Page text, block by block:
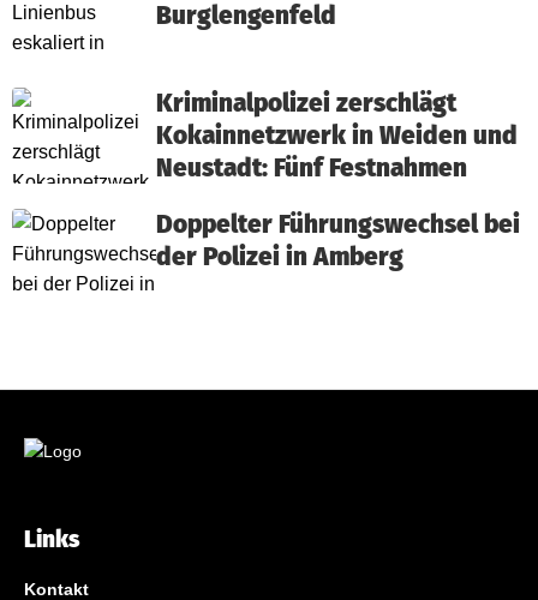
Burglengenfeld
Kriminalpolizei zerschlägt
Kokainnetzwerk in Weiden und
Neustadt: Fünf Festnahmen
Doppelter Führungswechsel bei
der Polizei in Amberg
Links
Kontakt